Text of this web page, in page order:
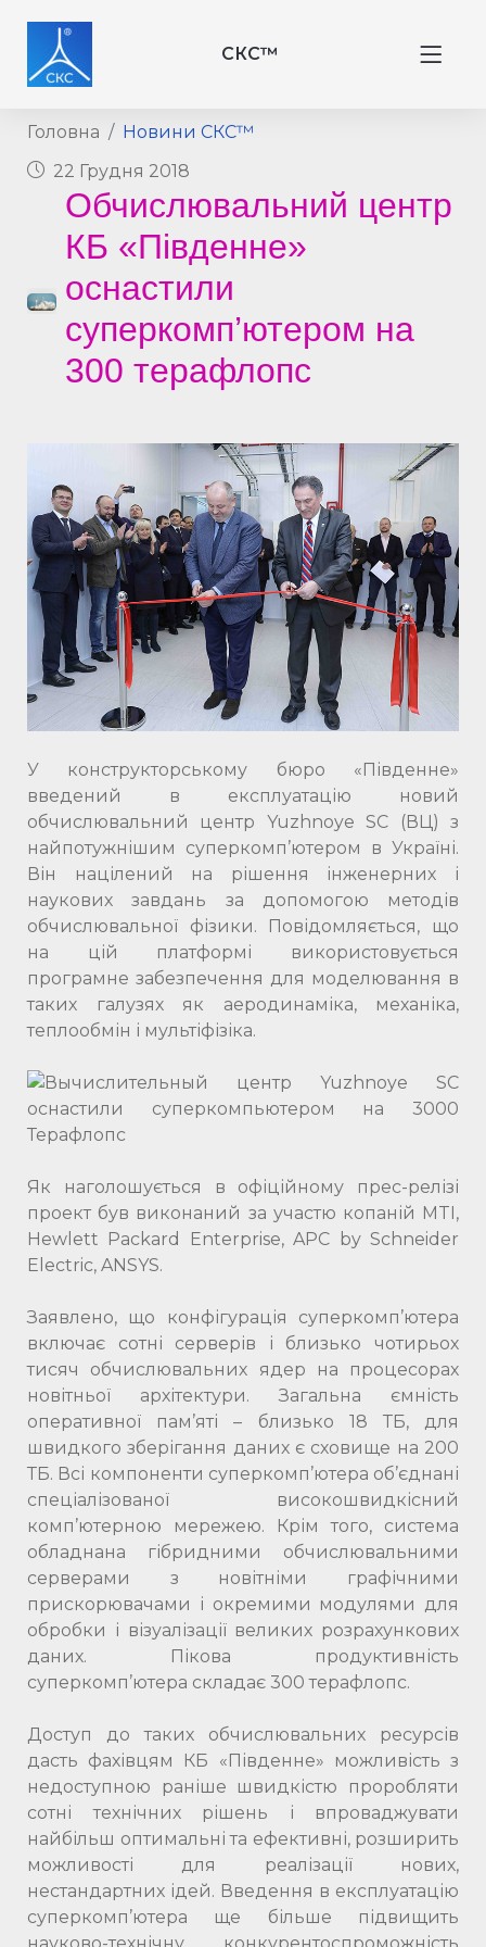
СКС™
Головна
Новини СКС™
22 Грудня 2018
Обчислювальний центр
КБ «Південне»
оснастили
суперкомп’ютером на
300 терафлопс
У конструкторському бюро «Південне»
введений в експлуатацію новий
обчислювальний центр Yuzhnoye SC (ВЦ) з
найпотужнішим суперкомп’ютером в Україні.
Він націлений на рішення інженерних і
наукових завдань за допомогою методів
обчислювальної фізики. Повідомляється, що
на цій платформі використовується
програмне забезпечення для моделювання в
таких галузях як аеродинаміка, механіка,
теплообмін і мультіфізіка.
Як наголошується в офіційному прес-релізі
проект був виконаний за участю копаній MTI,
Hewlett Packard Enterprise, APC by Schneider
Electric, ANSYS.
Заявлено, що конфігурація суперкомп’ютера
включає сотні серверів і близько чотирьох
тисяч обчислювальних ядер на процесорах
новітньої архітектури. Загальна ємність
оперативної пам’яті – близько 18 ТБ, для
швидкого зберігання даних є сховище на 200
ТБ. Всі компоненти суперкомп’ютера об’єднані
спеціалізованої високошвидкісний
комп’ютерною мережею. Крім того, система
обладнана гібридними обчислювальними
серверами з новітніми графічними
прискорювачами і окремими модулями для
обробки і візуалізації великих розрахункових
даних. Пікова продуктивність
суперкомп’ютера складає 300 терафлопс.
Доступ до таких обчислювальних ресурсів
дасть фахівцям КБ «Південне» можливість з
недоступною раніше швидкістю проробляти
сотні технічних рішень і впроваджувати
найбільш оптимальні та ефективні, розширить
можливості для реалізації нових,
нестандартних ідей. Введення в експлуатацію
суперкомп’ютера ще більше підвищить